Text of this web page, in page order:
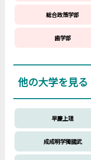
総合政策学部
歯学部
他の大学を見る
早慶上理
成成明学獨國武